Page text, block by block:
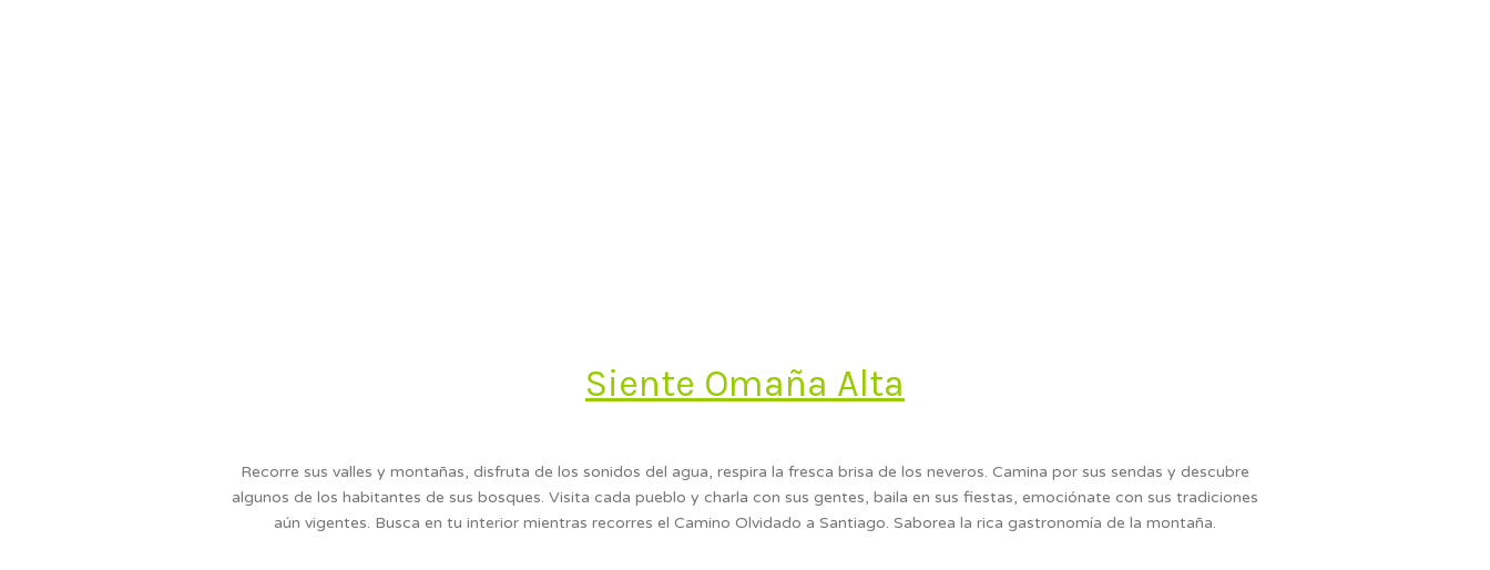
Siente Omaña Alta
Recorre sus valles y montañas, disfruta de los sonidos del agua, respira la fresca brisa de los neveros. Camina por sus sendas y descubre
algunos de los habitantes de sus bosques. Visita cada pueblo y charla con sus gentes, baila en sus fiestas, emociónate con sus tradiciones
aún vigentes. Busca en tu interior mientras recorres el Camino Olvidado a Santiago. Saborea la rica gastronomía de la montaña.